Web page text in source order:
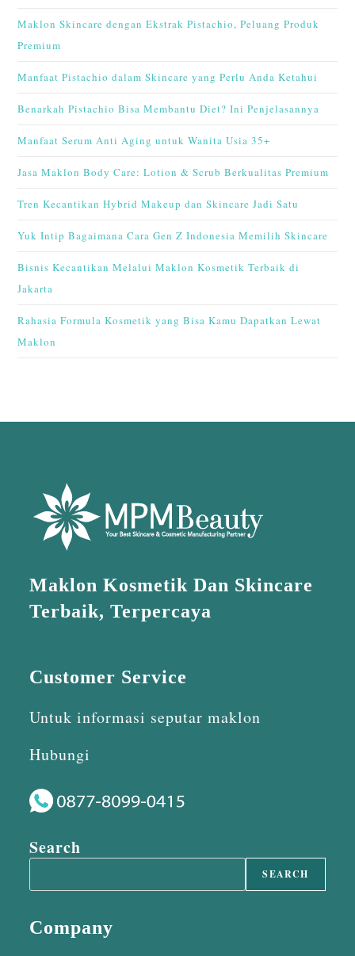
Maklon Skincare dengan Ekstrak Pistachio, Peluang Produk
Premium
Manfaat Pistachio dalam Skincare yang Perlu Anda Ketahui
Benarkah Pistachio Bisa Membantu Diet? Ini Penjelasannya
Manfaat Serum Anti Aging untuk Wanita Usia 35+
Jasa Maklon Body Care: Lotion & Scrub Berkualitas Premium
Tren Kecantikan Hybrid Makeup dan Skincare Jadi Satu
Yuk Intip Bagaimana Cara Gen Z Indonesia Memilih Skincare
Bisnis Kecantikan Melalui Maklon Kosmetik Terbaik di
Jakarta
Rahasia Formula Kosmetik yang Bisa Kamu Dapatkan Lewat
Maklon
Maklon Kosmetik Dan Skincare
Terbaik, Terpercaya
Customer Service
Untuk informasi seputar maklon
Hubungi
Search
SEARCH
Company